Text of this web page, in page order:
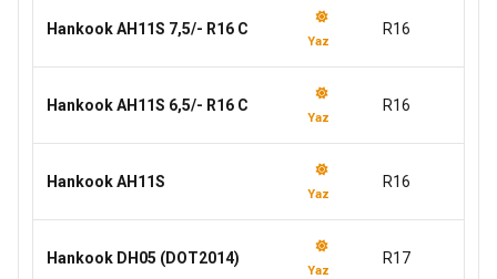
Hankook AH11S 7,5/- R16 C
Yaz
R16
Hankook AH11S 6,5/- R16 C
Yaz
R16
Hankook AH11S
Yaz
R16
Hankook DH05 (DOT2014)
Yaz
R17